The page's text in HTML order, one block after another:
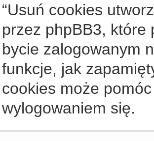
“Usuń cookies
przez phpBB3, które
bycie zalogowanym
funkcje, jak
cookies może
wylogowaniem się.